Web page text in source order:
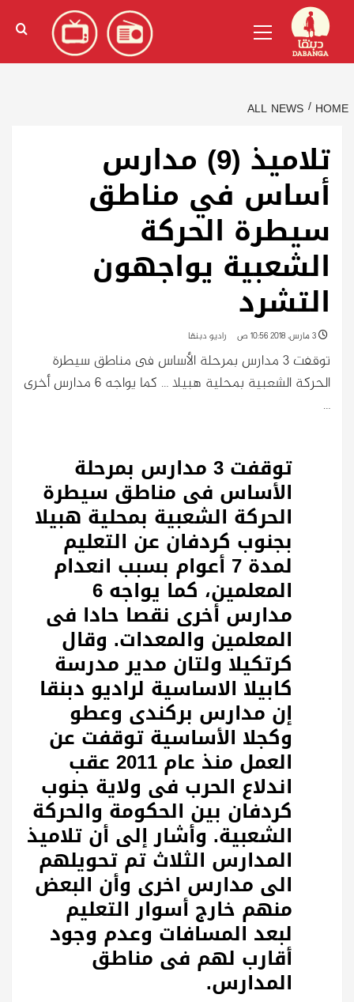
content
الإنجليزية)
Menu
HOME
ALL NEWS
تلاميذ (9) مدارس
أساس في مناطق
سيطرة الحركة
الشعبية يواجهون
التشرد
راديو دبنقا
توقفت 3 مدارس بمرحلة الأساس فى مناطق سيطرة
الحركة الشعبية بمحلية هبيلا … كما يواجه 6 مدارس أخرى
…
توقفت 3 مدارس بمرحلة
الأساس فى مناطق سيطرة
الحركة الشعبية بمحلية هبيلا
بجنوب كردفان عن التعليم
لمدة 7 أعوام بسبب انعدام
المعلمين، كما يواجه 6
مدارس أخرى نقصا حادا فى
المعلمين والمعدات. وقال
كرتكيلا ولتان مدير مدرسة
كابيلا الاساسية لراديو دبنقا
إن مدارس بركندى وعطو
وكجلا الأساسية توقفت عن
العمل منذ عام 2011 عقب
اندلاع الحرب فى ولاية جنوب
كردفان بين الحكومة والحركة
الشعبية. وأشار إلى أن تلاميذ
المدارس الثلاث تم تحويلهم
الى مدارس اخرى وأن البعض
منهم خارج أسوار التعليم
لبعد المسافات وعدم وجود
أقارب لهم فى مناطق
المدارس.